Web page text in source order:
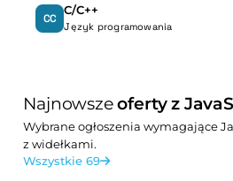
CC
C/C++
Język programowania
Najnowszeoferty z
Wybrane ogłoszenia wymagające
z widełkami.
Wszystkie 69